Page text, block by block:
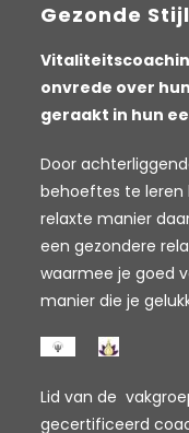
op Sandra van
is uitdrukkelijk
betaaldatum
vermeerderd
Indien de nota
voldaan is, is
met
verschuldigde in
kosten verband
desbetreffende
mede worden
een
Artikel 8,
Sandra van der
te schorten
het sluiten van
hoogte was of
verhinderd is
Gezonde Stijl
onvrede over
geraakt in hun
Door
behoeftes te leren
relaxte manier
een gezondere
waarmee je goed
manier die je
Lid van de
gecertificeerd